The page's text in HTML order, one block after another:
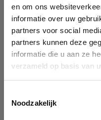
en om ons
informatie over uw
partners voor social
partners kunnen deze
informatie die u aan ze
verzameld op basis van
Noodzakelijk
onderneming
Please fill in your
You can search a company in
enterprise ID. When a
form. If you don't find your
aan support.
Bekijk details